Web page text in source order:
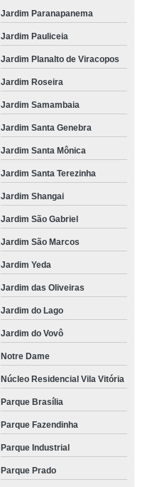
Jardim Paranapanema
Jardim Pauliceia
Jardim Planalto de Viracopos
Jardim Roseira
Jardim Samambaia
Jardim Santa Genebra
Jardim Santa Mônica
Jardim Santa Terezinha
Jardim Shangai
Jardim São Gabriel
Jardim São Marcos
Jardim Yeda
Jardim das Oliveiras
Jardim do Lago
Jardim do Vovô
Notre Dame
Núcleo Residencial Vila Vitória
Parque Brasília
Parque Fazendinha
Parque Industrial
Parque Prado